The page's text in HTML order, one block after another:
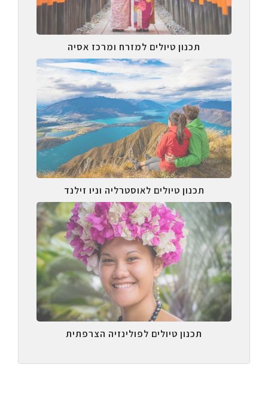
תכנון טיולים למזרח ומרכז אסיה
תכנון טיולים לאוסטרליה וניו זילנד
תכנון טיולים לפולינזיה הצרפתית